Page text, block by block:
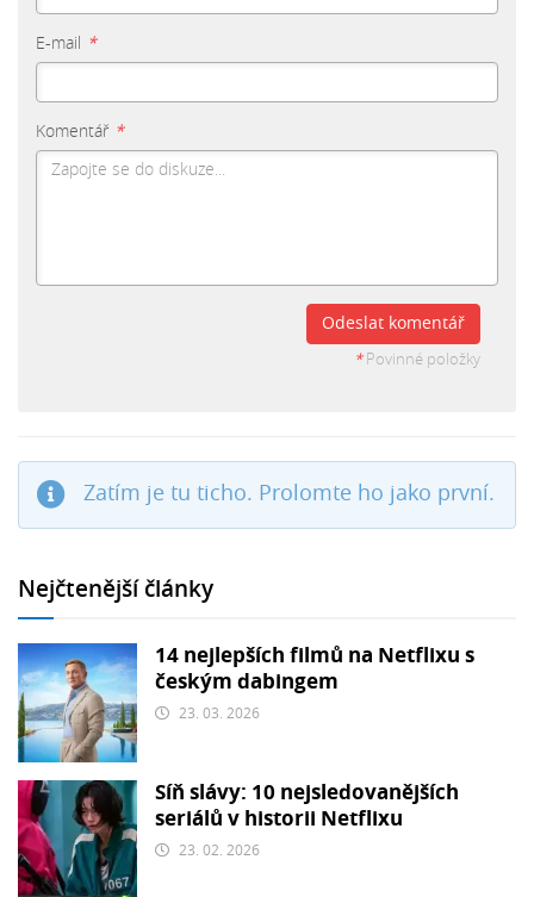
E-mail *
Komentář *
Odeslat komentář
*Povinné položky
Zatím je tu ticho. Prolomte ho jako první.
Nejčtenější články
14 nejlepších filmů na Netflixu s
českým dabingem
23. 03. 2026
Síň slávy: 10 nejsledovanějších
seriálů v historii Netflixu
23. 02. 2026